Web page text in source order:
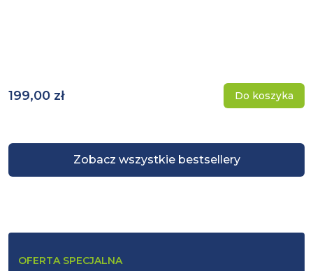
Zobacz wszystkie bestsellery
199,00 zł Do koszyka
OFERTA SPECJALNA